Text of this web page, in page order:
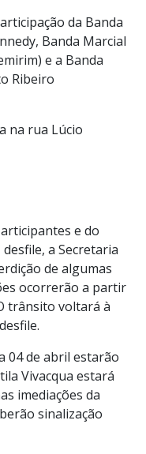
da Banda
Banda Marcial
e a Banda
Ribeiro
na rua Lúcio
e do
a Secretaria
de algumas
ocorrerão a partir
trânsito voltará à
04 de abril estarão
Vivacqua estará
imediações da
sinalização